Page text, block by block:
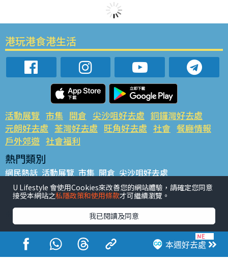
本週好去處
港玩港食港生活
活動展覽 市集 開倉 尖沙咀好去處 銅鑼灣好去處
元朗好去處 荃灣好去處 旺角好去處 社會 餐廳情報
戶外郊遊 社會福利
熱門類別
網民熱話 活動展覽 市集 開倉 尖沙咀好去處
銅鑼灣好去處 元朗好去處 荃灣好去處 旺角好去處 社會
餐廳情報 戶外郊遊
熱門標籤
#UGO搵好去處 #人氣活動推介 #美食社群熱話
#親子玩樂好去處
#ULifestyle應用程式
#限時搶
#UJetso禮物放送
#ULifestyle商戶中心 #著數 #網絡熱話
U Lifestyle 會使用Cookies來改善您的網站體驗，請確定您同意
接受本網站之私隱政策和使用條款才可繼續瀏覽。
我已閱讀及同意